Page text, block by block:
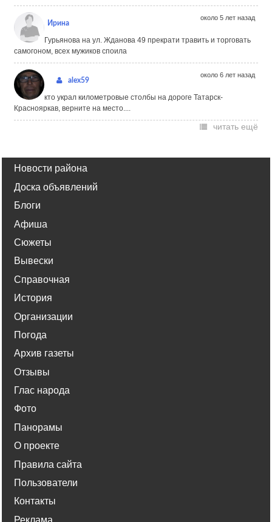
Ирина
около 5 лет назад
Гурьянова на ул. Жданова 49 прекрати травить и торговать
самогоном, всех мужиков споила
alex59
около 6 лет назад
кто украл километровые столбы на дороге Татарск-
Краснояркав, верните на место....
читать ещё
Новости района
Доска объявлений
Блоги
Афиша
Сюжеты
Вывески
Справочная
История
Организации
Погода
Архив газеты
Отзывы
Глас народа
Фото
Панорамы
О проекте
Правила сайта
Пользователи
Контакты
Реклама